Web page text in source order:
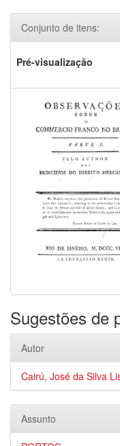
Conjunto de itens:
Pré-visualização
Sugestões de
Autor
Cairú, José da Silva
Assunto